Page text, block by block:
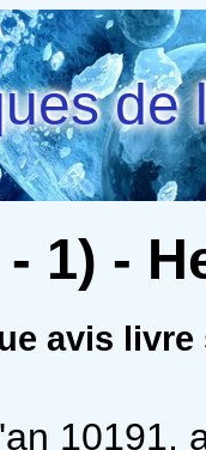
de
1) -
avis
10191,